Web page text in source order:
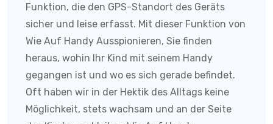
Funktion, die den GPS-Standort des Geräts
sicher und leise erfasst. Mit dieser Funktion von
Wie Auf Handy Ausspionieren, Sie finden
heraus, wohin Ihr Kind mit seinem Handy
gegangen ist und wo es sich gerade befindet.
Oft haben wir in der Hektik des Alltags keine
Möglichkeit, stets wachsam und an der Seite